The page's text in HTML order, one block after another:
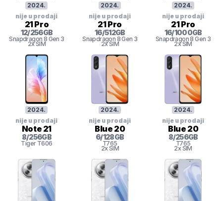
2024.
nije u prodaji
21 Pro
12/256GB
Snapdragon 8 Gen 3
2x SIM
2024.
nije u prodaji
21 Pro
16/512GB
Snapdragon 8 Gen 3
2x SIM
2024.
nije u prodaji
21 Pro
16/1000GB
Snapdragon 8 Gen 3
2x SIM
2024.
nije u prodaji
Note 21
8/256GB
Tiger T606
2024.
nije u prodaji
Blue 20
6/128GB
T765
2x SIM
2024.
nije u prodaji
Blue 20
8/256GB
T765
2x SIM